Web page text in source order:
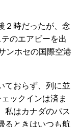
２時だったが、念
のエアビーを出
ンホセの国際空港
ておらず、列に並
ックインは済ま
私はカナダのパス
るときはいつも航